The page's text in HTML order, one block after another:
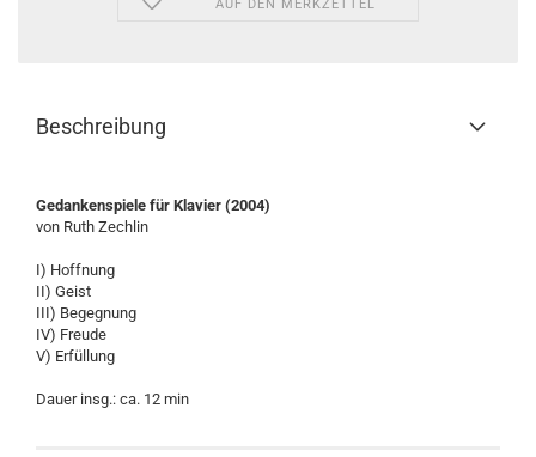
AUF DEN MERKZETTEL
Beschreibung
Gedankenspiele für Klavier (2004)
von Ruth Zechlin
I) Hoffnung
II) Geist
III) Begegnung
IV) Freude
V) Erfüllung
Dauer insg.: ca. 12 min